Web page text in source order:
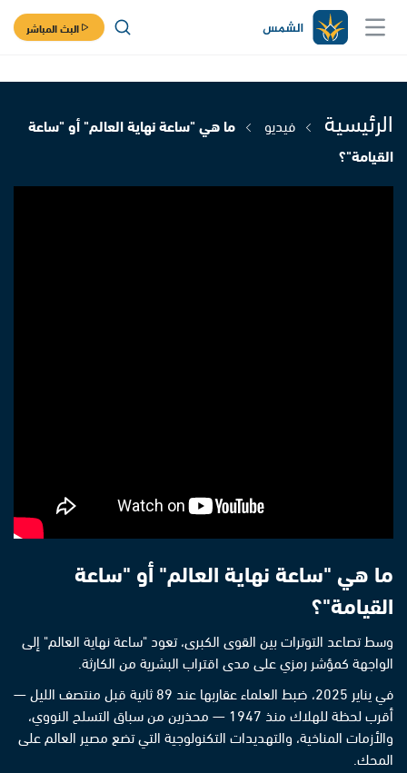
البث المباشر
الرئيسية فيديو
ما هي "ساعة نهاية العالم" أو "ساعة
القيامة"؟
ما هي "ساعة نهاية العالم" أو "ساعة
القيامة"؟
وسط تصاعد التوترات بين القوى الكبرى، تعود "ساعة نهاية العالم" إلى
الواجهة كمؤشر رمزي على مدى اقتراب البشرية من الكارثة.
في يناير 2025، ضبط العلماء عقاربها عند 89 ثانية قبل منتصف الليل —
أقرب لحظة للهلاك منذ 1947 — محذرين من سباق التسلح النووي،
والأزمات المناخية، والتهديدات التكنولوجية التي تضع مصير العالم على
المحك.